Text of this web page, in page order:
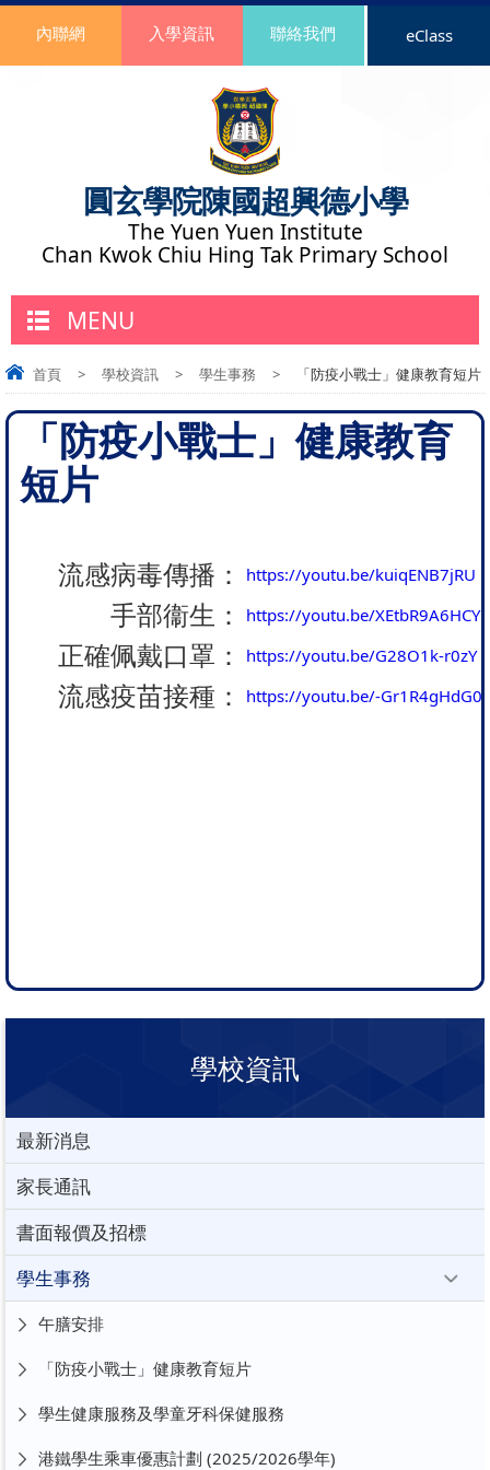
圓玄學院陳國超興德小學
The Yuen Yuen Institute
Chan Kwok Chiu Hing Tak Primary School
內聯網 入學資訊 聯絡我們 eClass
MENU
首頁 > 學校資訊 > 學生事務 > 「防疫小戰士」健康教育短片
「防疫小戰士」健康教育
短片
流感病毒傳播： https://youtu.be/kuiqENB7jRU
手部衞生： https://youtu.be/XEtbR9A6HCY
正確佩戴口罩： https://youtu.be/G28O1k-r0zY
流感疫苗接種： https://youtu.be/-Gr1R4gHdG0
學校資訊
最新消息
家長通訊
書面報價及招標
學生事務
午膳安排
「防疫小戰士」健康教育短片
學生健康服務及學童牙科保健服務
港鐵學生乘車優惠計劃 (2025/2026學年)